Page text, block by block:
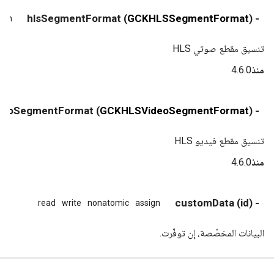
- (
GCKHLSSegmentFormat
) hlsSegmentFormat
تنسيق مقطع صوتي HLS
منذ4.6.0
- (
GCKHLSVideoSegmentFormat
) hlsVideoSegmentFormat
تنسيق مقطع فيديو HLS
منذ4.6.0
- (id) customData
read write nonatomic assign
البيانات المخصّصة، إن توفّرت.